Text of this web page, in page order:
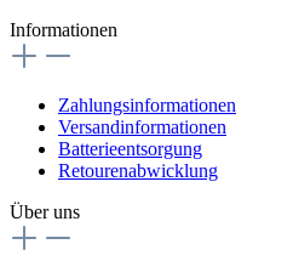
Informationen
Zahlungsinformationen
Versandinformationen
Batterieentsorgung
Retourenabwicklung
Über uns